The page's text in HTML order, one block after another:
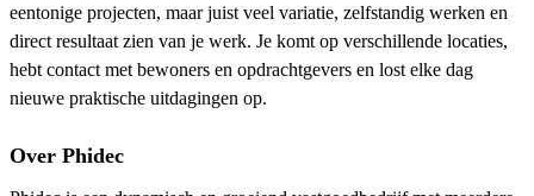
eentonige projecten, maar juist veel variatie, zelfstandig werken en
direct resultaat zien van je werk. Je komt op verschillende locaties,
hebt contact met bewoners en opdrachtgevers en lost elke dag
nieuwe praktische uitdagingen op.
Over Phidec